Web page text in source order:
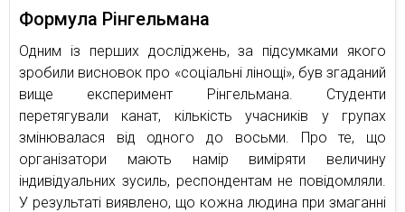
Формула Рінгельмана
Одним із перших досліджень, за підсумками якого
зробили висновок про «соціальні лінощі», був згаданий
вище експеримент Рінгельмана. Студенти
перетягували канат, кількість учасників у групах
змінювалася від одного до восьми. Про те, що
організатори мають намір виміряти величину
індивідуальних зусиль, респондентам не повідомляли.
У результаті виявлено, що кожна людина при змаганні